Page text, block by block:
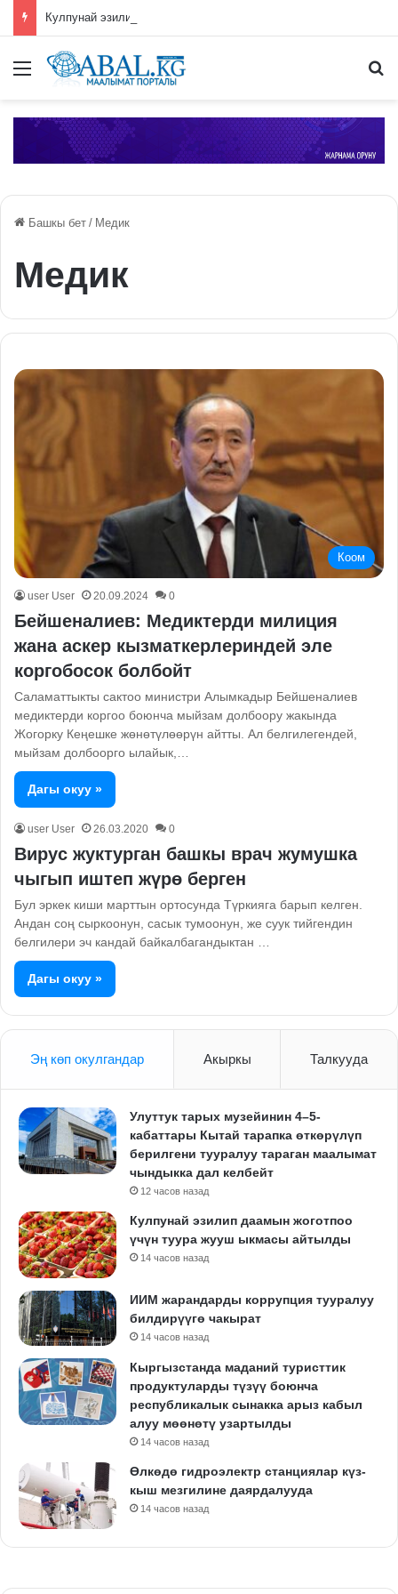
Меню
Башкы бет / Медик
Медик
Коом
user User 20.09.2024 0
Бейшеналиев: Медиктерди милиция
жана аскер кызматкерлериндей эле
коргобосок болбойт
Саламаттыкты сактоо министри Алымкадыр Бейшеналиев
медиктерди коргоо боюнча мыйзам долбоору жакында
Жогорку Кеңешке жөнөтүлөөрүн айтты. Ал белгилегендей,
мыйзам долбоорго ылайык,…
Дагы окуу »
user User 26.03.2020 0
Вирус жуктурган башкы врач жумушка
чыгып иштеп жүрө берген
Бул эркек киши марттын ортосунда Түркияга барып келген.
Андан соң сыркоонун, сасык тумоонун, же суук тийгендин
белгилери эч кандай байкалбагандыктан …
Дагы окуу »
Эң көп окулгандар Акыркы Талкууда
Улуттук тарых музейинин 4–5-
кабаттары Кытай тарапка өткөрүлүп
берилгени тууралуу тараган маалымат
чындыкка дал келбейт
12 часов назад
Кулпунай эзилип даамын жоготпоо
үчүн туура жууш ыкмасы айтылды
14 часов назад
ИИМ жарандарды коррупция тууралуу
билдирүүгө чакырат
14 часов назад
Кыргызстанда маданий туристтик
продуктуларды түзүү боюнча
республикалык сынакка арыз кабыл
алуу мөөнөтү узартылды
14 часов назад
Өлкөдө гидроэлектр станциялар күз-
кыш мезгилине даярдалууда
14 часов назад